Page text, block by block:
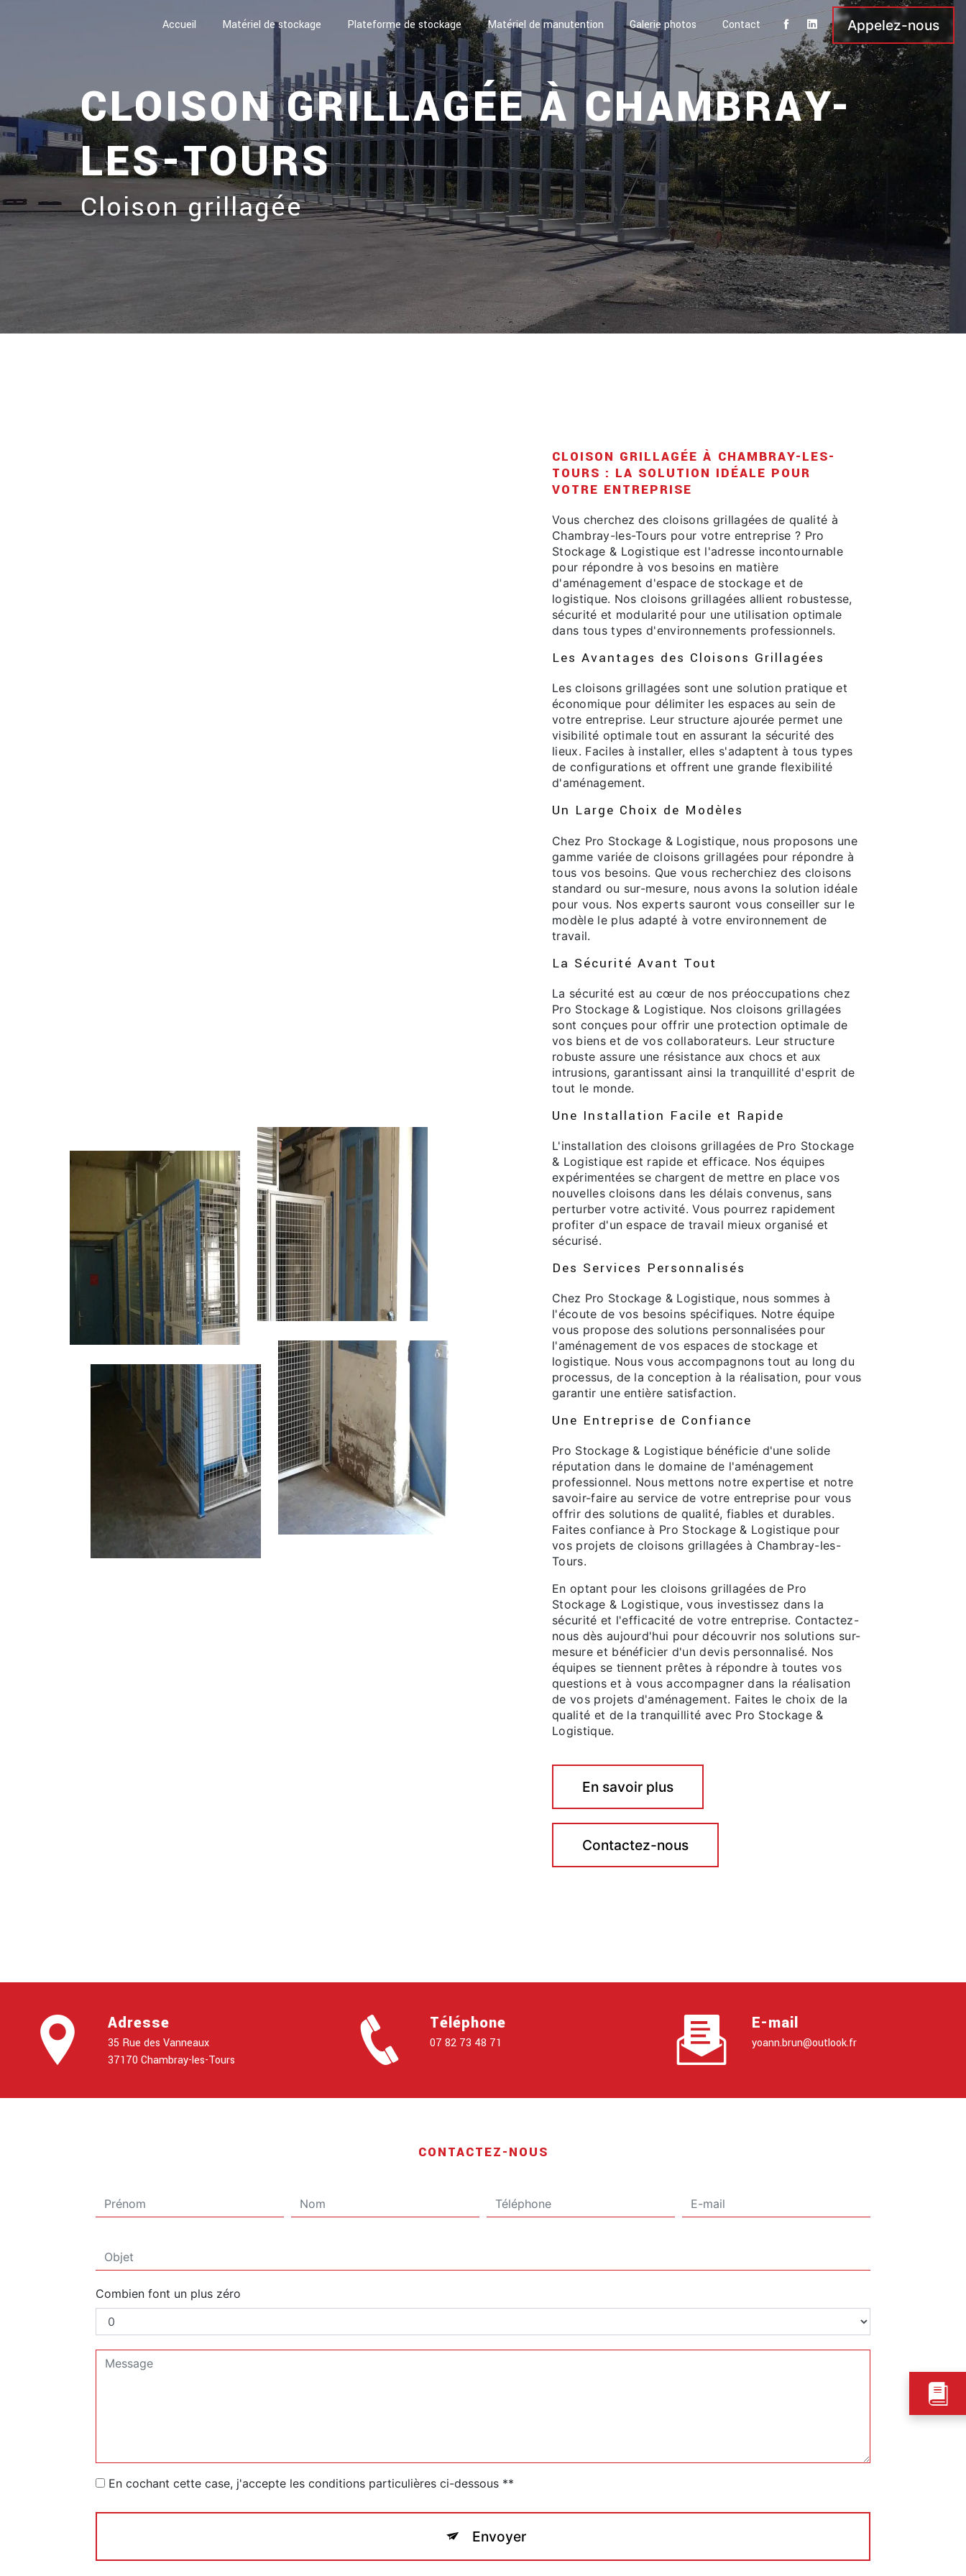
Accueil Matériel de stockage Plateforme de stockage Matériel de manutention Galerie photos Contact Appelez-nous
CLOISON GRILLAGÉE À CHAMBRAY-
LES-TOURS
Cloison grillagée
CLOISON GRILLAGÉE À CHAMBRAY-LES-
TOURS : LA SOLUTION IDÉALE POUR
VOTRE ENTREPRISE
Vous cherchez des cloisons grillagées de qualité à
Chambray-les-Tours pour votre entreprise ? Pro
Stockage & Logistique est l'adresse incontournable
pour répondre à vos besoins en matière
d'aménagement d'espace de stockage et de
logistique. Nos cloisons grillagées allient robustesse,
sécurité et modularité pour une utilisation optimale
dans tous types d'environnements professionnels.
Les Avantages des Cloisons Grillagées
Les cloisons grillagées sont une solution pratique et
économique pour délimiter les espaces au sein de
votre entreprise. Leur structure ajourée permet une
visibilité optimale tout en assurant la sécurité des
lieux. Faciles à installer, elles s'adaptent à tous types
de configurations et offrent une grande flexibilité
d'aménagement.
Un Large Choix de Modèles
Chez Pro Stockage & Logistique, nous proposons une
gamme variée de cloisons grillagées pour répondre à
tous vos besoins. Que vous recherchiez des cloisons
standard ou sur-mesure, nous avons la solution idéale
pour vous. Nos experts sauront vous conseiller sur le
modèle le plus adapté à votre environnement de
travail.
La Sécurité Avant Tout
La sécurité est au cœur de nos préoccupations chez
Pro Stockage & Logistique. Nos cloisons grillagées
sont conçues pour offrir une protection optimale de
vos biens et de vos collaborateurs. Leur structure
robuste assure une résistance aux chocs et aux
intrusions, garantissant ainsi la tranquillité d'esprit de
tout le monde.
Une Installation Facile et Rapide
L'installation des cloisons grillagées de Pro Stockage
& Logistique est rapide et efficace. Nos équipes
expérimentées se chargent de mettre en place vos
nouvelles cloisons dans les délais convenus, sans
perturber votre activité. Vous pourrez rapidement
profiter d'un espace de travail mieux organisé et
sécurisé.
Des Services Personnalisés
Chez Pro Stockage & Logistique, nous sommes à
l'écoute de vos besoins spécifiques. Notre équipe
vous propose des solutions personnalisées pour
l'aménagement de vos espaces de stockage et
logistique. Nous vous accompagnons tout au long du
processus, de la conception à la réalisation, pour vous
garantir une entière satisfaction.
Une Entreprise de Confiance
Pro Stockage & Logistique bénéficie d'une solide
réputation dans le domaine de l'aménagement
professionnel. Nous mettons notre expertise et notre
savoir-faire au service de votre entreprise pour vous
offrir des solutions de qualité, fiables et durables.
Faites confiance à Pro Stockage & Logistique pour
vos projets de cloisons grillagées à Chambray-les-
Tours.
En optant pour les cloisons grillagées de Pro
Stockage & Logistique, vous investissez dans la
sécurité et l'efficacité de votre entreprise. Contactez-
nous dès aujourd'hui pour découvrir nos solutions sur-
mesure et bénéficier d'un devis personnalisé. Nos
équipes se tiennent prêtes à répondre à toutes vos
questions et à vous accompagner dans la réalisation
de vos projets d'aménagement. Faites le choix de la
qualité et de la tranquillité avec Pro Stockage &
Logistique.
En savoir plus
Contactez-nous
Adresse
35 Rue des Vanneaux
37170 Chambray-les-Tours
Téléphone
07 82 73 48 71
E-mail
yoann.brun@outlook.fr
CONTACTEZ-NOUS
Combien font un plus zéro
En cochant cette case, j'accepte les conditions particulières ci-dessous **
Envoyer